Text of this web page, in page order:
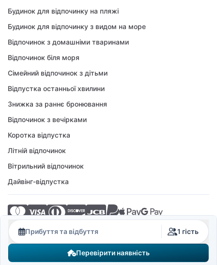
Прибуття та відбуття 1 гість
Перевірити наявність
Будинок для відпочинку на пляжі
Будинок для відпочинку з видом на море
Відпочинок з домашніми тваринами
Відпочинок біля моря
Сімейний відпочинок з дітьми
Відпустка останньої хвилини
Знижка за раннє бронювання
Відпочинок з вечірками
Коротка відпустка
Літній відпочинок
Вітрильний відпочинок
Дайвінг-відпустка
© 2026 Crovillas GmbH